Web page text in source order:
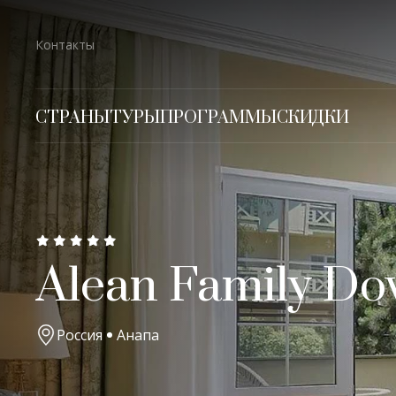
Контакты
СТРАНЫТУРЫПРОГРАММЫСКИДКИ
Alean Family
Россия Анапа